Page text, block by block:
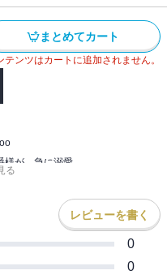
まとめてカート
ンツはカートに追加されません。
様が、急に溺愛
る
レビューを書く
0
0